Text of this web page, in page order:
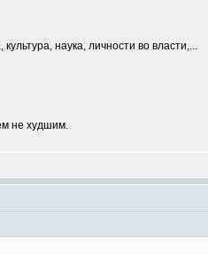
наука, личности во власти,...
не худшим.